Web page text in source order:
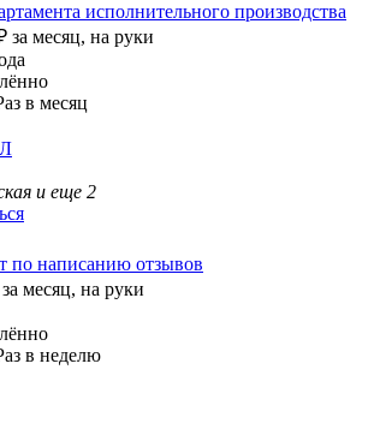
исполнительного производства
за месяц, на руки
в месяц
и еще 2
по написанию отзывов
за месяц, на руки
в неделю